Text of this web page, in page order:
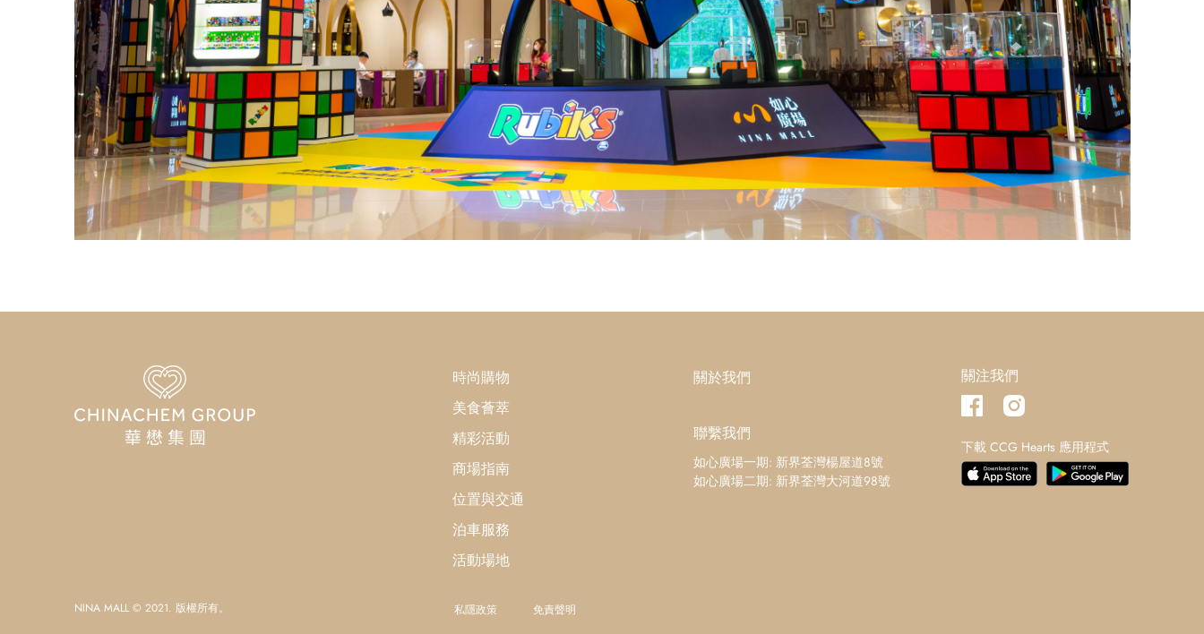
時尚購物
美食薈萃
精彩活動
商場指南
位置與交通
泊車服務
活動場地
關於我們
聯繫我們
如心廣場一期: 新界荃灣楊屋道8號
如心廣場二期: 新界荃灣大河道98號
關注我們
下載 CCG Hearts 應用程式
NINA MALL © 2021. 版權所有。 私隱政策 免責聲明